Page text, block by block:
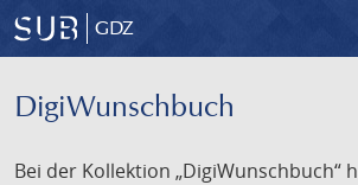
GDZ
DigiWunschbuch
Bei der Kollektion „DigiWunschbuch“